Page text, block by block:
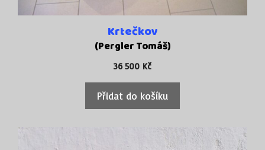
Krtečkov
(Pergler Tomáš)
36 500 Kč
Přidat do košíku